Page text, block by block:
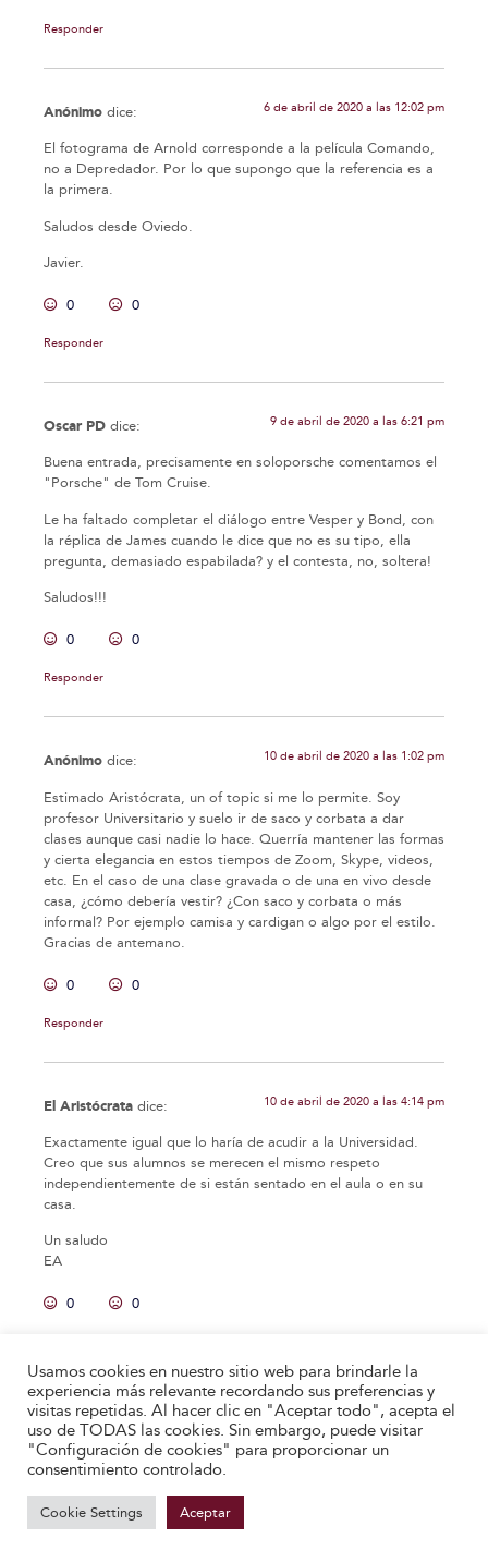
Responder
Anónimo dice: 6 de abril de 2020 a las 12:02 pm
El fotograma de Arnold corresponde a la película Comando,
no a Depredador. Por lo que supongo que la referencia es a
la primera.
Saludos desde Oviedo.
Javier.
0 0
Responder
Oscar PD dice: 9 de abril de 2020 a las 6:21 pm
Buena entrada, precisamente en soloporsche comentamos el
"Porsche" de Tom Cruise.
Le ha faltado completar el diálogo entre Vesper y Bond, con
la réplica de James cuando le dice que no es su tipo, ella
pregunta, demasiado espabilada? y el contesta, no, soltera!
Saludos!!!
0 0
Responder
Anónimo dice: 10 de abril de 2020 a las 1:02 pm
Estimado Aristócrata, un of topic si me lo permite. Soy
profesor Universitario y suelo ir de saco y corbata a dar
clases aunque casi nadie lo hace. Querría mantener las formas
y cierta elegancia en estos tiempos de Zoom, Skype, videos,
etc. En el caso de una clase gravada o de una en vivo desde
casa, ¿cómo debería vestir? ¿Con saco y corbata o más
informal? Por ejemplo camisa y cardigan o algo por el estilo.
Gracias de antemano.
0 0
Responder
El Aristócrata dice: 10 de abril de 2020 a las 4:14 pm
Exactamente igual que lo haría de acudir a la Universidad.
Creo que sus alumnos se merecen el mismo respeto
independientemente de si están sentado en el aula o en su
casa.
Un saludo
EA
0 0
Anónimo dice: 10 de abril de 2020 a las 8:33 pm
Muchas gracias!
0
Usamos cookies en nuestro sitio web para brindarle la
experiencia más relevante recordando sus preferencias y
visitas repetidas. Al hacer clic en "Aceptar todo", acepta el
uso de TODAS las cookies. Sin embargo, puede visitar
"Configuración de cookies" para proporcionar un
consentimiento controlado.
Cookie Settings Aceptar